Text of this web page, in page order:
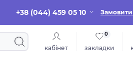
+38 (044) 459 05 10 Замовити
кабінет закладки
0